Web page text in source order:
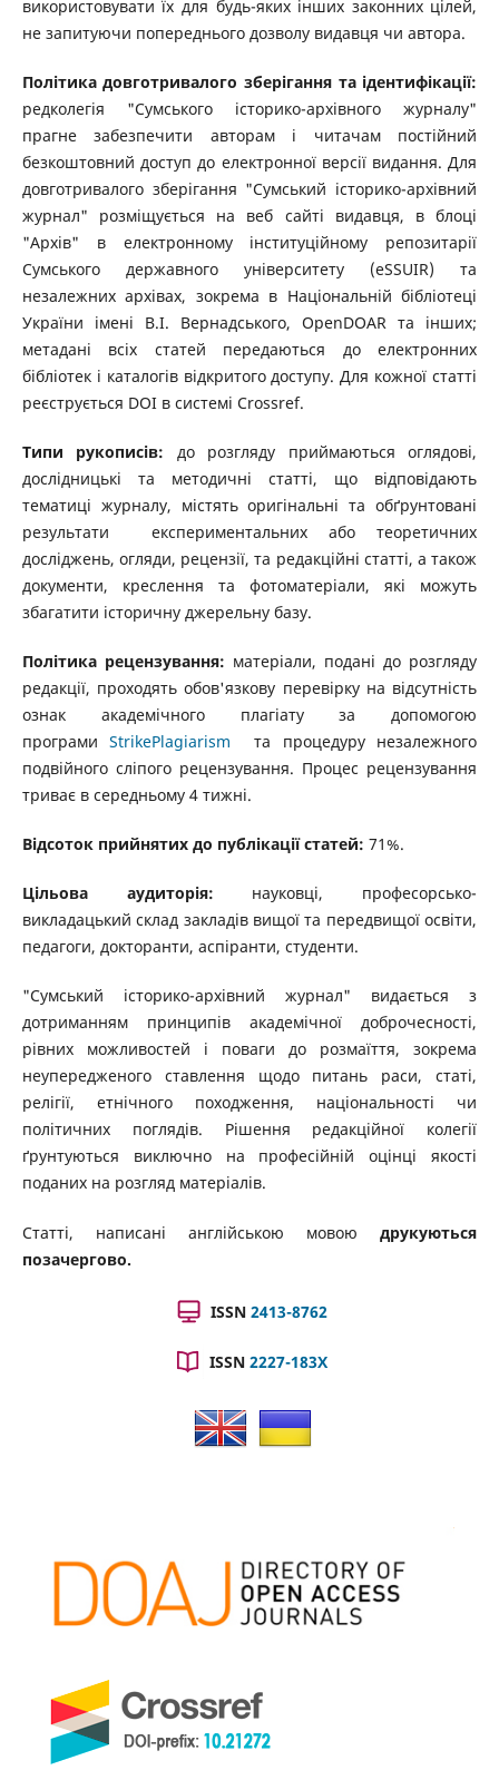
використовувати їх для будь-яких інших законних цілей,
не запитуючи попереднього дозволу видавця чи автора.
Політика довготривалого зберігання та ідентифікації:
редколегія "Сумського історико-архівного журналу"
прагне забезпечити авторам і читачам постійний
безкоштовний доступ до електронної версії видання. Для
довготривалого зберігання "Сумський історико-архівний
журнал" розміщується на веб сайті видавця, в блоці
"Архів" в електронному інституційному репозитарії
Сумського державного університету (eSSUIR) та
незалежних архівах, зокрема в Національній бібліотеці
України імені В.І. Вернадського, OpenDOAR та інших;
метадані всіх статей передаються до електронних
бібліотек і каталогів відкритого доступу. Для кожної статті
реєструється DOI в системі Crossref.
Типи рукописів: до розгляду приймаються оглядові,
дослідницькі та методичні статті, що відповідають
тематиці журналу, містять оригінальні та обґрунтовані
результати експериментальних або теоретичних
досліджень, огляди, рецензії, та редакційні статті, а також
документи, креслення та фотоматеріали, які можуть
збагатити історичну джерельну базу.
Політика рецензування: матеріали, подані до розгляду
редакції, проходять обов'язкову перевірку на відсутність
ознак академічного плагіату за допомогою
програмиStrikePlagiarism та процедуру незалежного
подвійного сліпого рецензування. Процес рецензування
триває в середньому 4 тижні.
Відсоток прийнятих до публікації статей: 71%.
Цільова аудиторія: науковці, професорсько-
викладацький склад закладів вищої та передвищої освіти,
педагоги, докторанти, аспіранти, студенти.
"Сумський історико-архівний журнал" видається з
дотриманням принципів академічної доброчесності,
рівних можливостей і поваги до розмаїття, зокрема
неупередженого ставлення щодо питань раси, статі,
релігії, етнічного походження, національності чи
політичних поглядів. Рішення редакційної колегії
ґрунтуються виключно на професійній оцінці якості
поданих на розгляд матеріалів.
Статті, написані англійською мовоюдрукуються
позачергово.
ISSN 2413-8762
ISSN 2227-183X